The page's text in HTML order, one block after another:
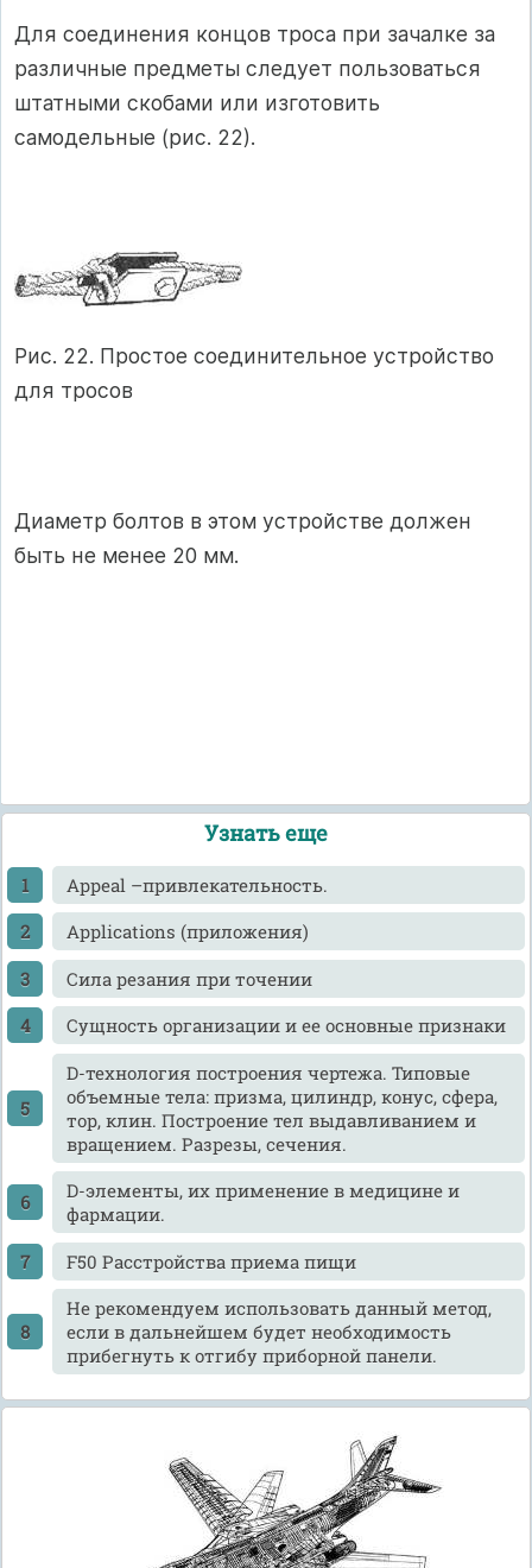
Для соединения концов троса при зачалке за
различные предметы следует пользоваться
штатными скобами или изготовить
самодельные (рис. 22).
Рис. 22. Простое соединительное устройство
для тросов
Диаметр болтов в этом устройстве должен
быть не менее 20 мм.
Узнать еще
Appeal –привлекательность.
Applications (приложения)
Cила резания при точении
Cущность организации и ее основные признаки
D-технология построения чертежа. Типовые
объемные тела: призма, цилиндр, конус, сфера,
тор, клин. Построение тел выдавливанием и
вращением. Разрезы, сечения.
D-элементы, их применение в медицине и
фармации.
F50 Расстройства приема пищи
He рекомендуем использовать данный метод,
если в дальнейшем будет необходимость
прибегнуть к отгибу приборной панели.